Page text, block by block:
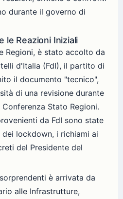
durante il governo di
le Reazioni Iniziali
Regioni, è stato accolto da
d'Italia (FdI), il partito di
il documento "tecnico",
di una revisione durante
Stato Regioni.
da FdI sono state
lockdown, i richiami ai
del Presidente del
è arrivata da
alle Infrastrutture,